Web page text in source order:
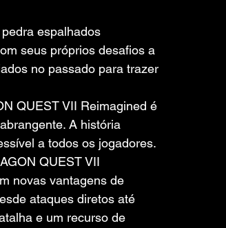
espalhados
seus próprios desafios a
no passado para trazer
QUEST VII Reimagined é
A história
a todos os jogadores.
QUEST VII
novas vantagens de
ataques diretos até
e um recurso de